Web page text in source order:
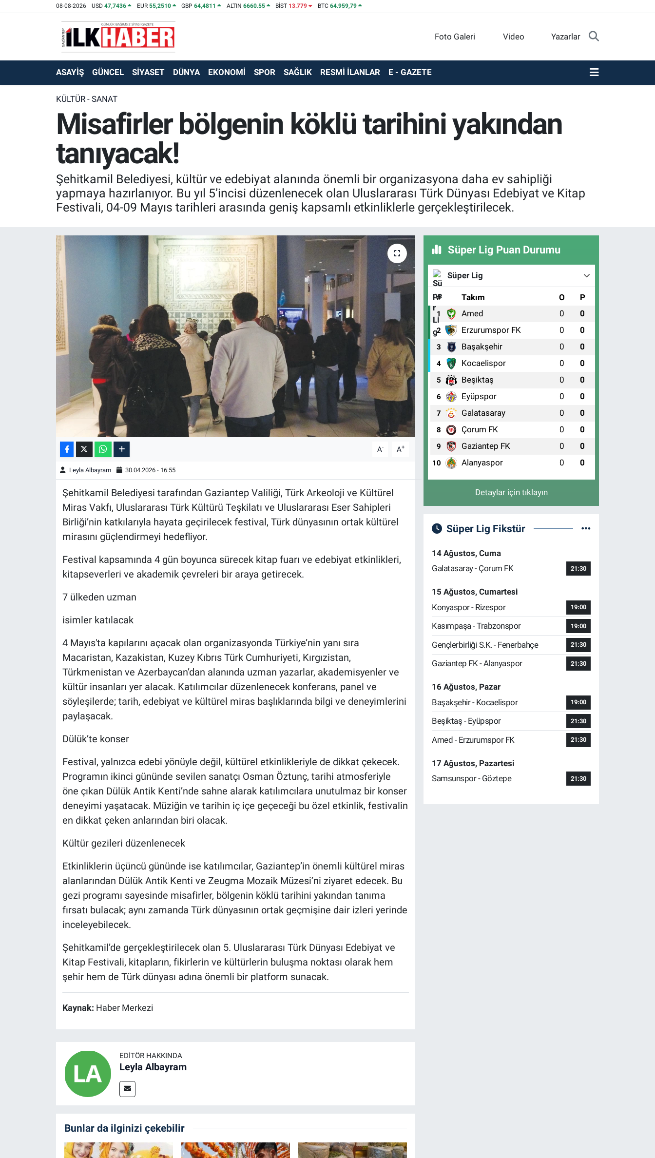
08-08-2026 USD47,7436 EUR 55,2510 GBP64,4811 ALTIN 6660.55 BİST 13.779 BTC 64.959,79
Foto Galeri Video Yazarlar
ASAYİŞ GÜNCEL SİYASET DÜNYA EKONOMİ SPOR SAĞLIK RESMİ İLANLAR E - GAZETE
KÜLTÜR - SANAT
Misafirler bölgenin köklü tarihini yakından
tanıyacak!
Şehitkamil Belediyesi, kültür ve edebiyat alanında önemli bir organizasyona daha ev sahipliği
yapmaya hazırlanıyor. Bu yıl 5’incisi düzenlenecek olan Uluslararası Türk Dünyası Edebiyat ve Kitap
Festivali, 04-09 Mayıs tarihleri arasında geniş kapsamlı etkinliklerle gerçekleştirilecek.
A- A+
Leyla Albayram 30.04.2026 - 16:55
Şehitkamil Belediyesi tarafından Gaziantep Valiliği, Türk Arkeoloji ve Kültürel
Miras Vakfı, Uluslararası Türk Kültürü Teşkilatı ve Uluslararası Eser Sahipleri
Birliği’nin katkılarıyla hayata geçirilecek festival, Türk dünyasının ortak kültürel
mirasını güçlendirmeyi hedefliyor.
Festival kapsamında 4 gün boyunca sürecek kitap fuarı ve edebiyat etkinlikleri,
kitapseverleri ve akademik çevreleri bir araya getirecek.
7 ülkeden uzman
isimler katılacak
4 Mayıs'ta kapılarını açacak olan organizasyonda Türkiye’nin yanı sıra
Macaristan, Kazakistan, Kuzey Kıbrıs Türk Cumhuriyeti, Kırgızistan,
Türkmenistan ve Azerbaycan’dan alanında uzman yazarlar, akademisyenler ve
kültür insanları yer alacak. Katılımcılar düzenlenecek konferans, panel ve
söyleşilerde; tarih, edebiyat ve kültürel miras başlıklarında bilgi ve deneyimlerini
paylaşacak.
Dülük’te konser
Festival, yalnızca edebi yönüyle değil, kültürel etkinlikleriyle de dikkat çekecek.
Programın ikinci gününde sevilen sanatçı Osman Öztunç, tarihi atmosferiyle
öne çıkan Dülük Antik Kenti’nde sahne alarak katılımcılara unutulmaz bir konser
deneyimi yaşatacak. Müziğin ve tarihin iç içe geçeceği bu özel etkinlik, festivalin
en dikkat çeken anlarından biri olacak.
Kültür gezileri düzenlenecek
Etkinliklerin üçüncü gününde ise katılımcılar, Gaziantep’in önemli kültürel miras
alanlarından Dülük Antik Kenti ve Zeugma Mozaik Müzesi’ni ziyaret edecek. Bu
gezi programı sayesinde misafirler, bölgenin köklü tarihini yakından tanıma
fırsatı bulacak; aynı zamanda Türk dünyasının ortak geçmişine dair izleri yerinde
inceleyebilecek.
Şehitkamil’de gerçekleştirilecek olan 5. Uluslararası Türk Dünyası Edebiyat ve
Kitap Festivali, kitapların, fikirlerin ve kültürlerin buluşma noktası olarak hem
şehir hem de Türk dünyası adına önemli bir platform sunacak.
Kaynak: Haber Merkezi
EDITÖR HAKKINDA
Leyla Albayram
Bunlar da ilginizi çekebilir
Süper Lig Puan Durumu
Süper Lig
# Takım O P
1 Amed 0 0
2 Erzurumspor FK 0 0
3 Başakşehir 0 0
4 Kocaelispor 0 0
5 Beşiktaş 0 0
6 Eyüpspor 0 0
7 Galatasaray 0 0
8 Çorum FK 0 0
9 Gaziantep FK 0 0
10 Alanyaspor 0 0
Detaylar için tıklayın
Süper Lig Fikstür
14 Ağustos, Cuma
Galatasaray - Çorum FK
21:30
15 Ağustos, Cumartesi
Konyaspor - Rizespor
19:00
Kasımpaşa - Trabzonspor 19:00
Gençlerbirliği S.K. - Fenerbahçe 21:30
Gaziantep FK - Alanyaspor 21:30
16 Ağustos, Pazar
Başakşehir - Kocaelispor
19:00
Beşiktaş - Eyüpspor 21:30
Amed - Erzurumspor FK 21:30
17 Ağustos, Pazartesi
Samsunspor - Göztepe
21:30
EKONOMİ
SİYASET
SAĞLIK
TEKNOLOJİ
KÜLTÜR - SANAT
Beyoğlu Hava Durumu
Beyoğlu Trafik Yoğunluk Haritası
Süper Lig Puan Durumu ve Fikstür
Tüm Manşetler
Son Dakika Haberleri
Haber Arşivi